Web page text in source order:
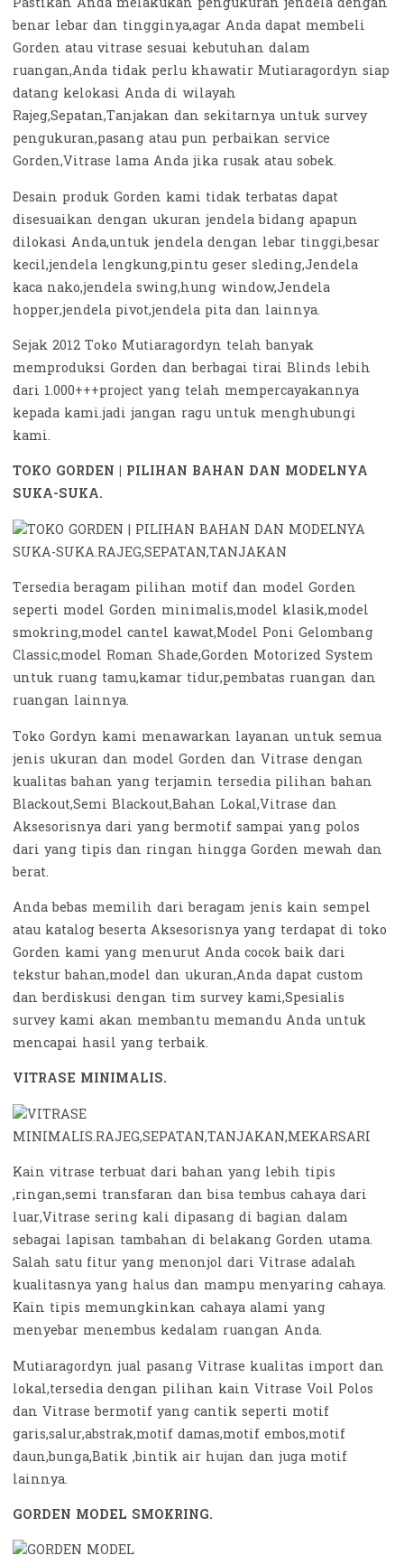
Pastikan Anda melakukan pengukuran jendela dengan
benar lebar dan tingginya,agar Anda dapat membeli
Gorden atau vitrase sesuai kebutuhan dalam
ruangan,Anda tidak perlu khawatir Mutiaragordyn siap
datang kelokasi Anda di wilayah
Rajeg,Sepatan,Tanjakan dan sekitarnya untuk survey
pengukuran,pasang atau pun perbaikan service
Gorden,Vitrase lama Anda jika rusak atau sobek.
Desain produk Gorden kami tidak terbatas dapat
disesuaikan dengan ukuran jendela bidang apapun
dilokasi Anda,untuk jendela dengan lebar tinggi,besar
kecil,jendela lengkung,pintu geser sleding,Jendela
kaca nako,jendela swing,hung window,Jendela
hopper,jendela pivot,jendela pita dan lainnya.
Sejak 2012 Toko Mutiaragordyn telah banyak
memproduksi Gorden dan berbagai tirai Blinds lebih
dari 1.000+++project yang telah mempercayakannya
kepada kami.jadi jangan ragu untuk menghubungi
kami.
TOKO GORDEN | PILIHAN BAHAN DAN MODELNYA
SUKA-SUKA.
Tersedia beragam pilihan motif dan model Gorden
seperti model Gorden minimalis,model klasik,model
smokring,model cantel kawat,Model Poni Gelombang
Classic,model Roman Shade,Gorden Motorized System
untuk ruang tamu,kamar tidur,pembatas ruangan dan
ruangan lainnya.
Toko Gordyn kami menawarkan layanan untuk semua
jenis ukuran dan model Gorden dan Vitrase dengan
kualitas bahan yang terjamin tersedia pilihan bahan
Blackout,Semi Blackout,Bahan Lokal,Vitrase dan
Aksesorisnya dari yang bermotif sampai yang polos
dari yang tipis dan ringan hingga Gorden mewah dan
berat.
Anda bebas memilih dari beragam jenis kain sempel
atau katalog beserta Aksesorisnya yang terdapat di toko
Gorden kami yang menurut Anda cocok baik dari
tekstur bahan,model dan ukuran,Anda dapat custom
dan berdiskusi dengan tim survey kami,Spesialis
survey kami akan membantu memandu Anda untuk
mencapai hasil yang terbaik.
VITRASE MINIMALIS.
Kain vitrase terbuat dari bahan yang lebih tipis
,ringan,semi transfaran dan bisa tembus cahaya dari
luar,Vitrase sering kali dipasang di bagian dalam
sebagai lapisan tambahan di belakang Gorden utama.
Salah satu fitur yang menonjol dari Vitrase adalah
kualitasnya yang halus dan mampu menyaring cahaya.
Kain tipis memungkinkan cahaya alami yang
menyebar menembus kedalam ruangan Anda.
Mutiaragordyn jual pasang Vitrase kualitas import dan
lokal,tersedia dengan pilihan kain Vitrase Voil Polos
dan Vitrase bermotif yang cantik seperti motif
garis,salur,abstrak,motif damas,motif embos,motif
daun,bunga,Batik ,bintik air hujan dan juga motif
lainnya.
GORDEN MODEL SMOKRING.